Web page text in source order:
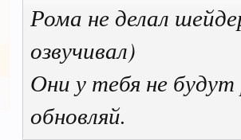
Рома не делал
озвучивал)
Они у тебя не
обновляй.